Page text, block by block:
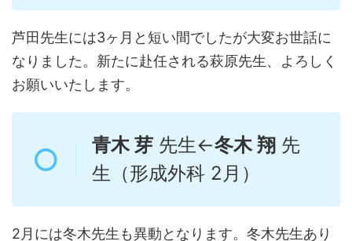
芦田先生には3ヶ月と短い間でしたが大変お世話に
なりました。新たに赴任される萩原先生、よろしく
お願いいたします。
青木 芽先生←冬木 翔先
生（形成外科 2月）
2月には冬木先生も異動となります。冬木先生あり